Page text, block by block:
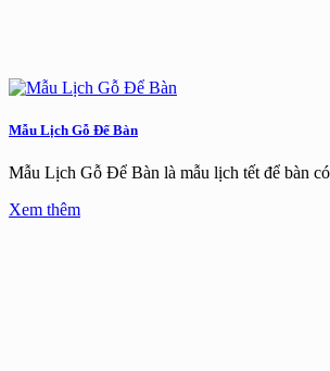
Mẫu Lịch Gỗ Để Bàn
Mẫu Lịch Gỗ Để Bàn là mẫu lịch tết để bàn
Xem thêm